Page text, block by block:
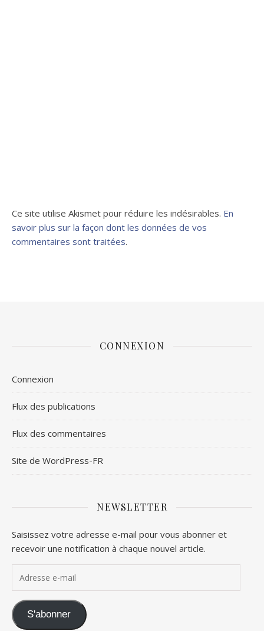
Ce site utilise Akismet pour réduire les indésirables. En
savoir plus sur la façon dont les données de vos
commentaires sont traitées.
CONNEXION
Connexion
Flux des publications
Flux des commentaires
Site de WordPress-FR
NEWSLETTER
Saisissez votre adresse e-mail pour vous abonner et
recevoir une notification à chaque nouvel article.
S'abonner